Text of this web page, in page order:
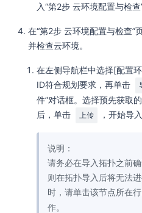
入“第2步 云环境配置与检查
在“第2步 云环境配置与检查”
并检查云环境。
在左侧导航栏中选择[配置
ID符合规划要求，再单击
件”对话框。选择预先获取
后，单击
上传 ，开始导入
说明：
请务必在导入拓扑之前
则在拓扑导入后将无法
时，请单击该节点所在
作。